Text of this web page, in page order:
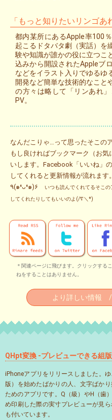
「もっと知りたいリンゴあ
都内某所にあるApple率100
起こるドタバタ劇（実話）を
験や知識が誰かの役に立つこ
込みから開設されたAppleブ
などをイラスト入りでゆるゆ
開発など簡単な技術的なこと
の方々は略して「リンあれ
PV。
なんだこりゃ…って思ったそこ
もし良ければブックマーク（お
いします。Facebook「いいね」
してくれると更新情報が流れま
٩(๑❛ᴗ❛๑)۶
いつも読んでくれてるそこ
してくれたりしてもいいのよ(/∇＼*)
＊関連ページに飛びます。クリックする
ねをすることはありません。
より詳しい情報 /
QHpt変換 -プレビューできる組
iPhoneアプリをリリースしました。
版）を始めたばかりの人、文字ばか
ためのアプリです。Q（級）やH（歯
め印刷した際の実寸プレビューが見
も付いています。